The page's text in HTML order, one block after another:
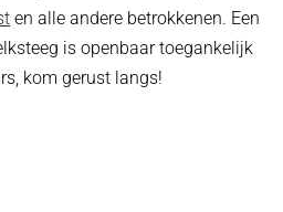
en alle andere betrokkenen. Een
is openbaar toegankelijk
kom gerust langs!